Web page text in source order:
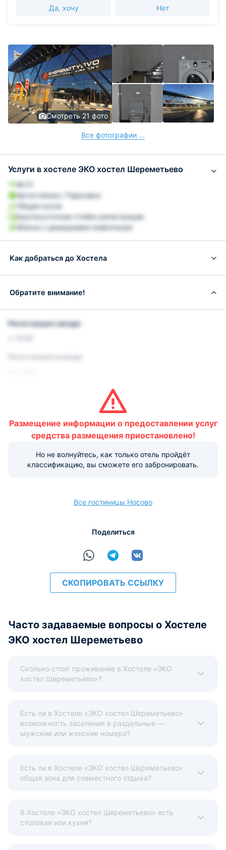
Да, хочу Нет
Смотреть 21 фото
Все фотографии ...
Услуги в хостеле ЭКО хостел Шереметьево
Wi-Fi
Автостоянка / Парковка
Общая кухня
Круглосуточная стойка регистрации
Можно с домашними животными
Как добраться до Хостела
Обратите внимание!
Регистрация заезда:
Условия и правила проживания:
Допускается размещение домашних животных. Данная
Варианты оплаты, доступные на ресепшене:
Наличные Безналичный Visa Euro/Mastercard Maestro МИР
Размещение информации о предоставлении услуг
средства размещения приостановлено!
Но не волнуйтесь, как только отель пройдёт
классификацию, вы сможете его забронировать.
Все гостиницы Носово
Поделиться
СКОПИРОВАТЬ ССЫЛКУ
Часто задаваемые вопросы о Хостеле
ЭКО хостел Шереметьево
Сколько стоит проживание в Хостеле «ЭКО
хостел Шереметьево»?
Есть ли в Хостеле «ЭКО хостел Шереметьево»
возможность заселения в раздельные —
мужские или женские номера?
Есть ли в Хостеле «ЭКО хостел Шереметьево»
общая зона для совместного отдыха?
В Хостеле «ЭКО хостел Шереметьево» есть
столовая или кухня?